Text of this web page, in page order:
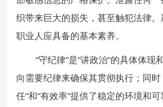
织带来巨大的损失，甚至触犯法律
职业人应具备的基本素养。
“守纪律”是“讲政治”的具体体
向需要纪律来确保其贯彻执行；同时
任”和“有效率”提供了稳定的环境和